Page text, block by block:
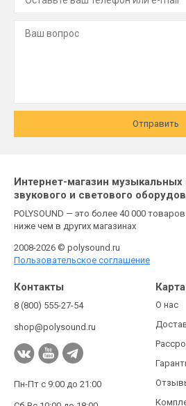
Отправить
Интернет-магазин музыкальных
звукового и светового
POLYSOUND — это более 40 000
ниже чем в других магазинах
2008-2026 © polysound.ru
Пользовательское соглашение
Контакты
8 (800) 555-27-54
shop@polysound.ru
Пн-Пт с 9:00 до 21:00
О нас